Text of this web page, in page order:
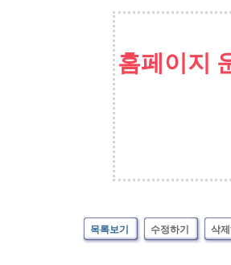
홈페이지
목록보기 수정하기 삭제